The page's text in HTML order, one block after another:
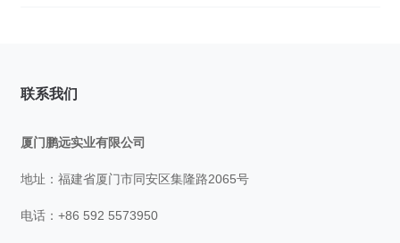
联系我们
厦门鹏远实业有限公司
地址：福建省厦门市同安区集隆路2065号
电话：+86 592 5573950